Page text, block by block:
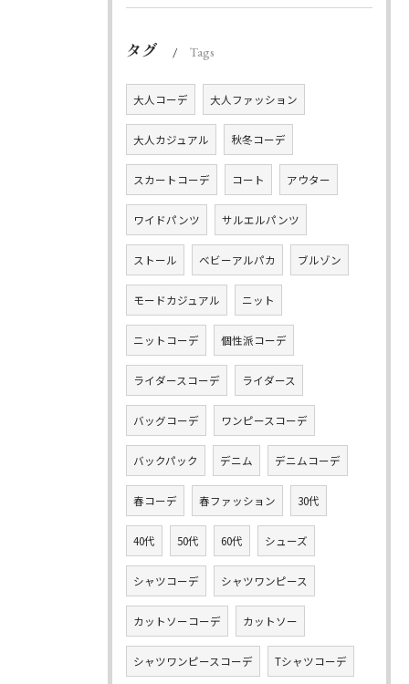
タグ Tags
大人コーデ 大人ファッション
大人カジュアル 秋冬コーデ
スカートコーデ コート アウター
ワイドパンツ サルエルパンツ
ストール ベビーアルパカ ブルゾン
モードカジュアル ニット
ニットコーデ 個性派コーデ
ライダースコーデ ライダース
バッグコーデ ワンピースコーデ
バックパック デニム デニムコーデ
春コーデ 春ファッション 30代
40代 50代 60代 シューズ
シャツコーデ シャツワンピース
カットソーコーデ カットソー
シャツワンピースコーデ Tシャツコーデ